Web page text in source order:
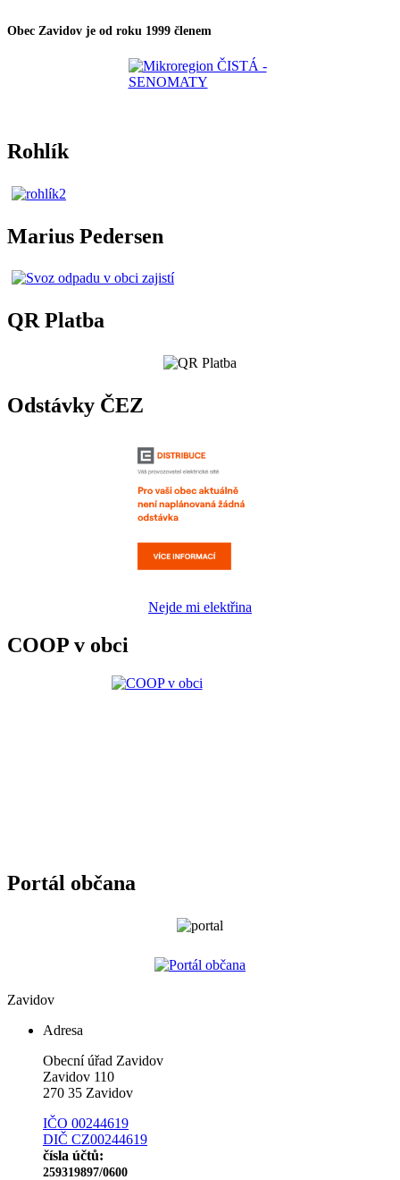
Obec Zavidov je od roku 1999 členem
Rohlík
Marius Pedersen
QR Platba
Odstávky ČEZ
Nejde mi elektřina
COOP v obci
Portál občana
Zavidov
Adresa
Obecní úřad Zavidov
Zavidov 110
270 35 Zavidov
IČO 00244619
DIČ CZ00244619
čísla účtů:
259319897/0600